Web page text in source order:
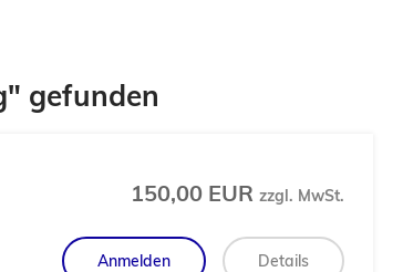
gefunden
150,00 EUR zzgl. MwSt.
Anmelden Details